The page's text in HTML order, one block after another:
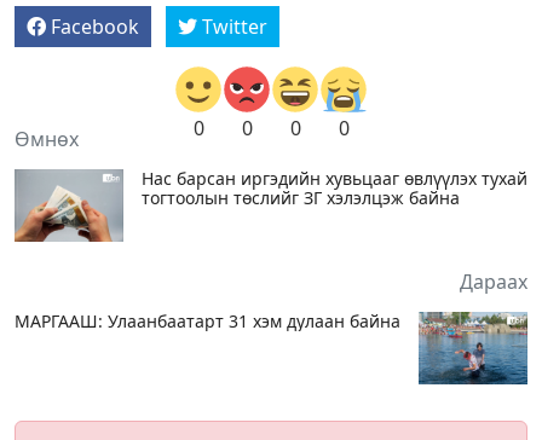
Facebook Twitter
0 0 0 0
Өмнөх
Нас барсан иргэдийн хувьцааг өвлүүлэх тухай
тогтоолын төслийг ЗГ хэлэлцэж байна
Дараах
МАРГААШ: Улаанбаатарт 31 хэм дулаан байна